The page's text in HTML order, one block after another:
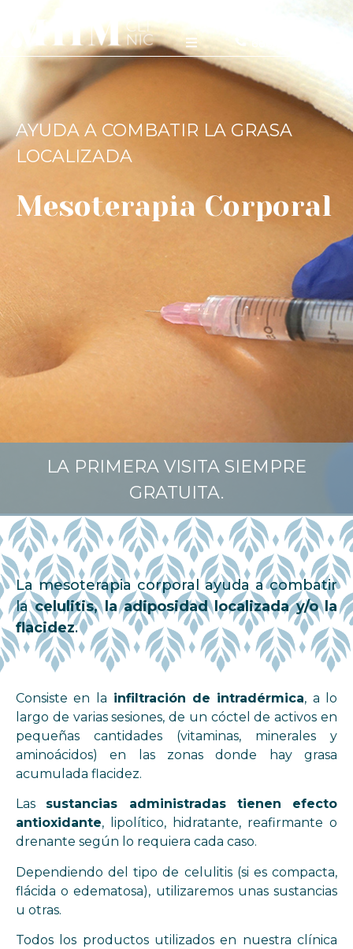
686 298 358
AYUDA A COMBATIR LA GRASA
LOCALIZADA
Mesoterapia Corporal
LA PRIMERA VISITA SIEMPRE
GRATUITA.
La mesoterapia corporal ayuda a combatir
lacelulitis, la adiposidad localizada y/o la
flacidez.
Consiste en la infiltración de intradérmica, a lo
largo de varias sesiones, de un cóctel de activos en
pequeñas cantidades (vitaminas, minerales y
aminoácidos) en las zonas donde hay grasa
acumulada flacidez.
Las sustancias administradas tienen efecto
antioxidante, lipolítico, hidratante, reafirmante o
drenante según lo requiera cada caso.
Dependiendo del tipo de celulitis (si es compacta,
flácida o edematosa), utilizaremos unas sustancias
u otras.
Todos los productos utilizados en nuestra clínica